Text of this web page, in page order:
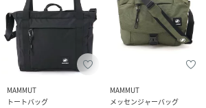
MAMMUT
トートバッグ
MAMMUT
メッセンジャーバッグ